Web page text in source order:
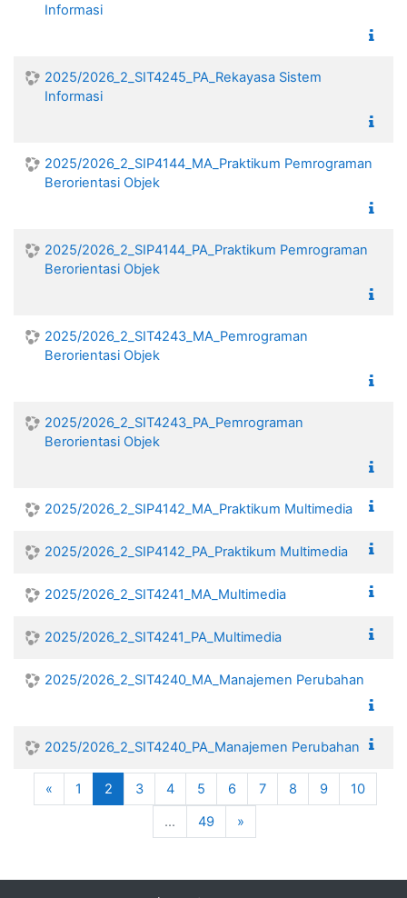
Informasi
2025/2026_2_SIT4245_PA_Rekayasa Sistem
Informasi
2025/2026_2_SIP4144_MA_Praktikum Pemrograman
Berorientasi Objek
2025/2026_2_SIP4144_PA_Praktikum Pemrograman
Berorientasi Objek
2025/2026_2_SIT4243_MA_Pemrograman
Berorientasi Objek
2025/2026_2_SIT4243_PA_Pemrograman
Berorientasi Objek
2025/2026_2_SIP4142_MA_Praktikum Multimedia
2025/2026_2_SIP4142_PA_Praktikum Multimedia
2025/2026_2_SIT4241_MA_Multimedia
2025/2026_2_SIT4241_PA_Multimedia
2025/2026_2_SIT4240_MA_Manajemen Perubahan
2025/2026_2_SIT4240_PA_Manajemen Perubahan
«Previous
1 2(current)
3 4 5 6 7 8 9
10
…
49 »